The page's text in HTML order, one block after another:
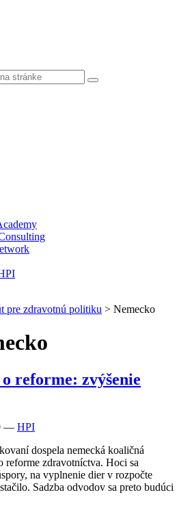
pre zdravotnú politiku > Nemecko
reforme: zvýšenie
— HPI
dospela nemecká koaličná
reforme zdravotníctva. Hoci sa
na vyplnenie dier v rozpočte
Sadzba odvodov sa preto budúci